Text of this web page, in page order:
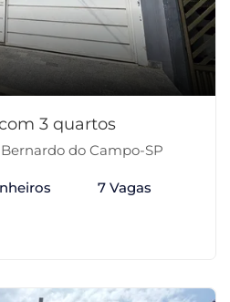
3 quartos
do Campo-SP
7 Vagas